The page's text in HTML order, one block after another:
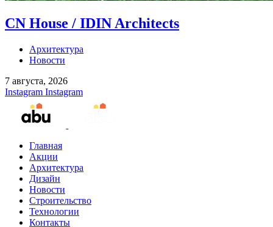
CN House / IDIN Architects
Архитектура
Новости
7 августа, 2026
Instagram Instagram
Главная
Акции
Архитектура
Дизайн
Новости
Строительство
Технологии
Контакты